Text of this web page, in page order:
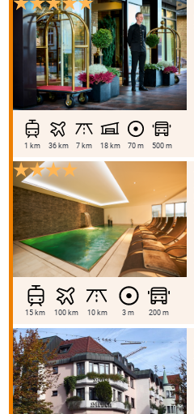
1 km 36 km 7 km 18 km 70 m 500 m
15 km 100 km 10 km 3 m 200 m